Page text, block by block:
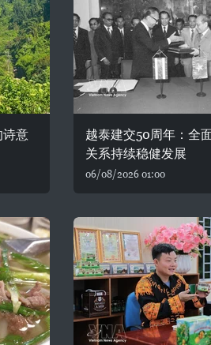
诗意
越泰建交50周年：全
关系持续稳健发展
06/08/2026 01:00